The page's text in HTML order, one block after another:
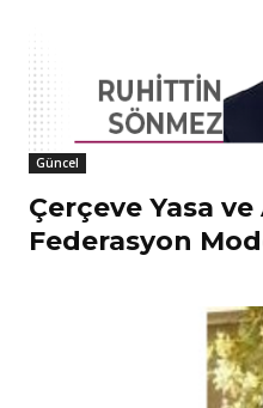
Güncel
Çerçeve Yasa
Federasyon